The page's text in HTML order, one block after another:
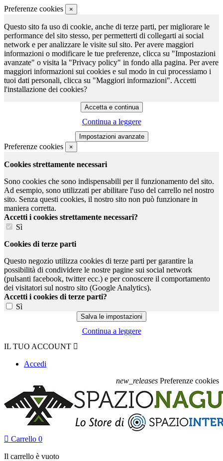
Preferenze cookies ×
Questo sito fa uso di cookie, anche di terze parti, per migliorare le
performance del sito stesso, per permetterti di collegarti ai social
network e per analizzare le visite sul sito. Per avere maggiori
informazioni o modificare le tue preferenze, clicca su "Impostazioni
avanzate" o visita la "Privacy policy" in fondo alla pagina. Per avere
maggiori informazioni sui cookies e sul modo in cui processiamo i
tuoi dati personali, clicca su "Maggiori informazioni". Accetti
l'installazione dei cookies?
Continua a leggere
Preferenze cookies ×
Cookies strettamente necessari
Sono cookies che sono indispensabili per il funzionamento del sito.
Ad esempio, sono utilizzati per abilitare l'uso del carrello nel nostro
sito. Senza questi cookies, il nostro sito non può funzionare in
maniera corretta.
Accetti i cookies strettamente necessari?
Sì
Cookies di terze parti
Questo negozio utilizza cookies di terze parti per garantire la
possibilità di condividere le nostre pagine sui social network
(pulsanti facebook, twitter ecc.) e per conoscere il comportamento
dei visitatori sul nostro sito (Google Analytics).
Accetti i cookies di terze parti?
Sì
Continua a leggere
IL TUO ACCOUNT 
Accedi
new_releases Preferenze cookies
 Carrello 0
Il carrello è vuoto